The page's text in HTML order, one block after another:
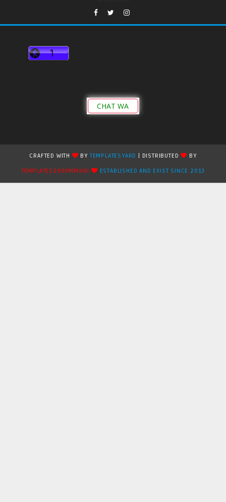
CHAT WA
CRAFTED WITH BYTEMPLATESYARD | DISTRIBUTED
BY
TEMPLATES2909MMXXII
ESTABLISHED AND EXIST SINCE 2013